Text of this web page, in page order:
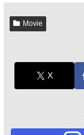
Movie
X